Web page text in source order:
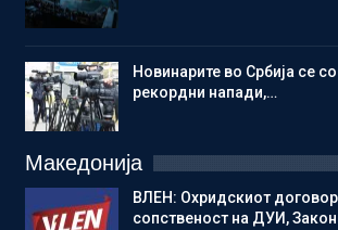
Новинарите во Србија се
рекордни напади,…
Македонија
ВЛЕН: Охридскиот
сопственост на ДУИ,